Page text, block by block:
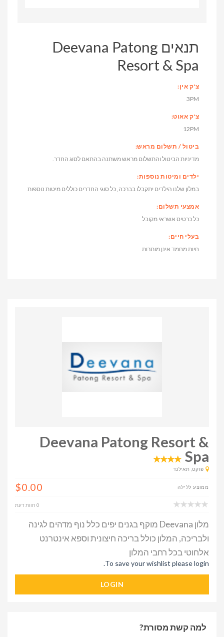
תנאים Deevana Patong
Resort & Spa
צ'ק אין:
3PM
צ'ק אאוט:
12PM
ביטול / תשלום מראש:
מדיניות הביטול והתשלום מראש משתנה בהתאם לסוג החדר.
ילדים ומיטות נוספות:
במלון שלנו הילדים יתקבלו בברכה, כל סוגי החדרים כוללים מיטות נוספות
אמצעי תשלום:
כל כרטיס אשראי מקובל
בעלי חיים:
חיות מחמד אינן מותרות
Deevana Patong Resort &
Spa
פוקט, תאילנד
ממוצע ללילה $0.00
0 חוות דעת
מלון Deevana מוקף בגנים יפים כלל נוף מדהים לגינה
ולבריכה, המלון כולל בריכה חיצונית וספא אינטרנט
אלחוטי בכל רחבי המלון
To save your wishlist please login.
LOGIN
למה קשת מסורת?